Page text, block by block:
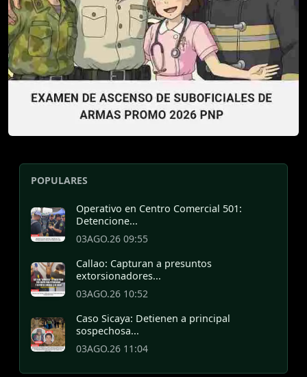
POPULARES
Operativo en Centro Comercial 501:
Detencione...
03AGO.26 09:55
Callao: Capturan a presuntos
extorsionadores...
03AGO.26 10:52
Caso Sicaya: Detienen a principal
sospechosa...
03AGO.26 11:04